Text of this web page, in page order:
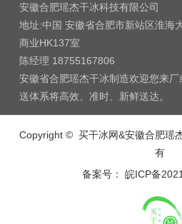
安徽合肥瑶杰干冰科技有限公司
地址:中国 安徽省合肥市新站区淮海
商业HK137室
陈经理 18755167806
安徽省合肥瑶杰干冰制造欢迎您来
送体系将高效、准时、新鲜送达。
Copyright © 买干冰网&安徽合肥瑶
有
备案号： 皖ICP备